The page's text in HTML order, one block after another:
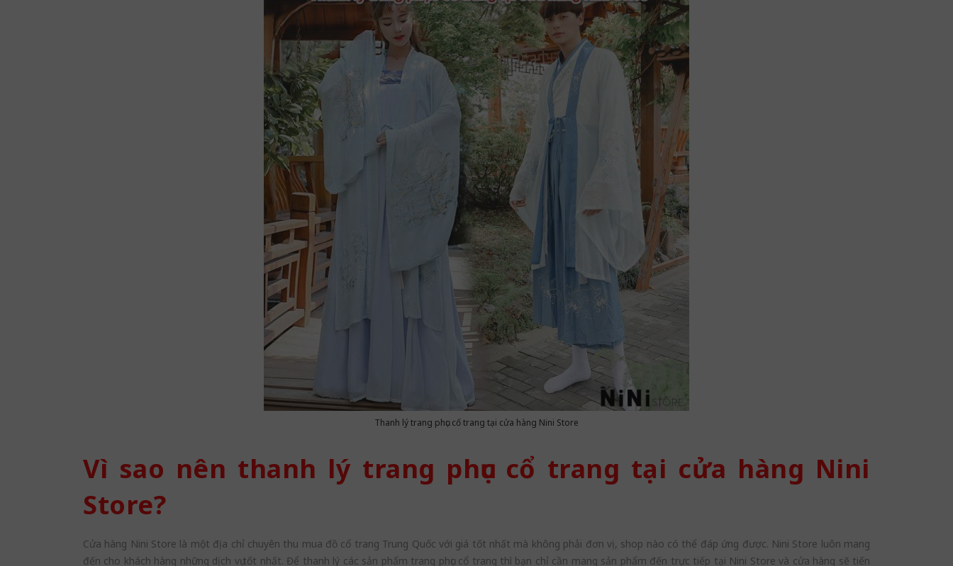
Thanh lý trang phục cổ trang tại cửa hàng Nini Store
Vì sao nên thanh lý trang phục cổ trang tại cửa hàng Nini
Store?
Cửa hàng Nini Store là một địa chỉ chuyên thu mua đồ cổ trang Trung Quốc với giá tốt nhất mà không phải đơn vị, shop nào có thể đáp ứng được. Nini Store luôn mang
đến cho khách hàng những dịch vụ tốt nhất. Để thanh lý các sản phẩm trang phục cổ trang thì bạn chỉ cần mang sản phẩm đến trực tiếp tại Nini Store và cửa hàng sẽ tiến